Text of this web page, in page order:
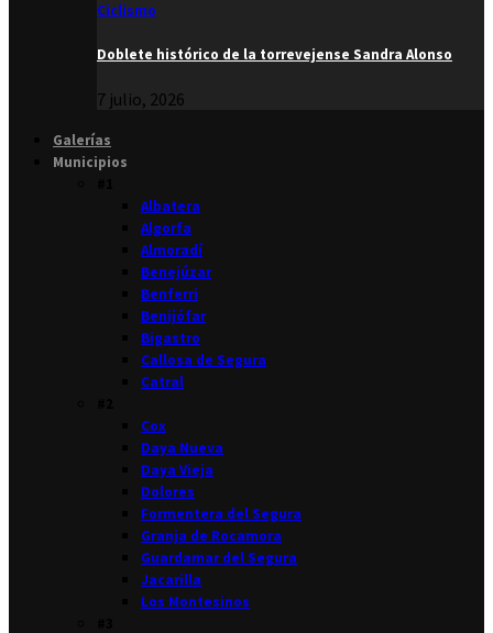
Ciclismo
Doblete histórico de la torrevejense Sandra Alonso
7 julio, 2026
Galerías
Municipios
Albatera
Algorfa
Almoradí
Benejúzar
Benferri
Benijófar
Bigastro
Callosa de Segura
Catral
Cox
Daya Nueva
Daya Vieja
Dolores
Formentera del Segura
Granja de Rocamora
Guardamar del Segura
Jacarilla
Los Montesinos